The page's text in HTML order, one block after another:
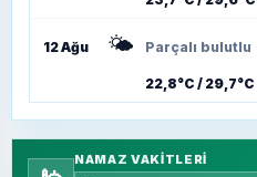
12 Ağu 🌤️ Parçalı bulutlu
22,8°C / 29,7°C
NAMAZ VAKITLERI